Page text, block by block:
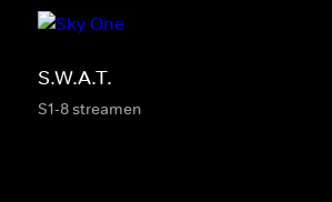
S.W.A.T.
S1-8 streamen